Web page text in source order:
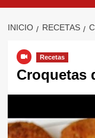
INICIO RECETAS
Recetas
Croquetas